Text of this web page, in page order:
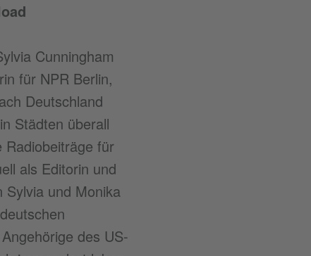
Cunningham
für NPR Berlin,
Deutschland
Städten überall
für
als Editorin und
Sylvia und Monika
des US-